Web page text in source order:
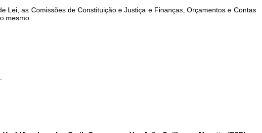
as Comissões de Constituição e Justiça e Finanças, Orçamentos e Contas
mesmo.